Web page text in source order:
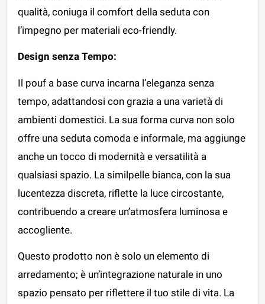
qualità, coniuga il comfort della seduta con
l’impegno per materiali eco-friendly.
Design senza Tempo:
Il pouf a base curva incarna l’eleganza senza
tempo, adattandosi con grazia a una varietà di
ambienti domestici. La sua forma curva non solo
offre una seduta comoda e informale, ma aggiunge
anche un tocco di modernità e versatilità a
qualsiasi spazio. La similpelle bianca, con la sua
lucentezza discreta, riflette la luce circostante,
contribuendo a creare un’atmosfera luminosa e
accogliente.
Questo prodotto non è solo un elemento di
arredamento; è un’integrazione naturale in uno
spazio pensato per riflettere il tuo stile di vita. La